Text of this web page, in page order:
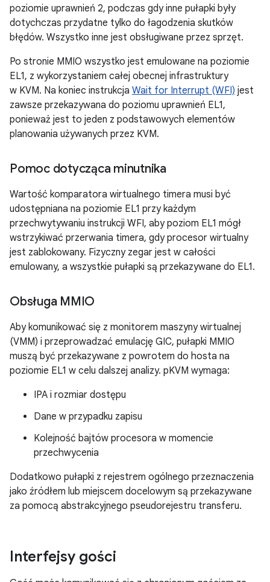
poziomie uprawnień 2, podczas gdy inne pułapki były
dotychczas przydatne tylko do łagodzenia skutków
błędów. Wszystko inne jest obsługiwane przez sprzęt.
Po stronie MMIO wszystko jest emulowane na poziomie
EL1, z wykorzystaniem całej obecnej infrastruktury
w KVM. Na koniec instrukcja Wait for Interrupt (WFI) jest
zawsze przekazywana do poziomu uprawnień EL1,
ponieważ jest to jeden z podstawowych elementów
planowania używanych przez KVM.
Pomoc dotycząca minutnika
Wartość komparatora wirtualnego timera musi być
udostępniana na poziomie EL1 przy każdym
przechwytywaniu instrukcji WFI, aby poziom EL1 mógł
wstrzykiwać przerwania timera, gdy procesor wirtualny
jest zablokowany. Fizyczny zegar jest w całości
emulowany, a wszystkie pułapki są przekazywane do EL1.
Obsługa MMIO
Aby komunikować się z monitorem maszyny wirtualnej
(VMM) i przeprowadzać emulację GIC, pułapki MMIO
muszą być przekazywane z powrotem do hosta na
poziomie EL1 w celu dalszej analizy. pKVM wymaga:
IPA i rozmiar dostępu
Dane w przypadku zapisu
Kolejność bajtów procesora w momencie
przechwycenia
Dodatkowo pułapki z rejestrem ogólnego przeznaczenia
jako źródłem lub miejscem docelowym są przekazywane
za pomocą abstrakcyjnego pseudorejestru transferu.
Interfejsy gości